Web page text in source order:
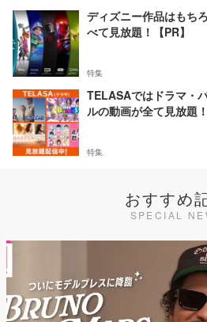
ディズニー作品はもち
べて見放題！【PR】
特集
TELASAではドラマ・
ルの動画が全て見放題！
特集
おすすめ
SPECIAL